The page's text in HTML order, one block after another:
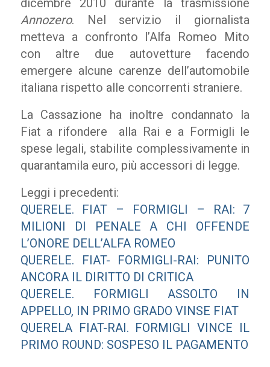
dicembre 2010 durante la trasmissione
Annozero. Nel servizio il giornalista
metteva a confronto l’Alfa Romeo Mito
con altre due autovetture facendo
emergere alcune carenze dell’automobile
italiana rispetto alle concorrenti straniere.
La Cassazione ha inoltre condannato la
Fiat a rifondere alla Rai e a Formigli le
spese legali, stabilite complessivamente in
quarantamila euro, più accessori di legge.
Leggi i precedenti:
QUERELE. FIAT – FORMIGLI – RAI: 7
MILIONI DI PENALE A CHI OFFENDE
L’ONORE DELL’ALFA ROMEO
QUERELE. FIAT- FORMIGLI-RAI: PUNITO
ANCORA IL DIRITTO DI CRITICA
QUERELE. FORMIGLI ASSOLTO IN
APPELLO, IN PRIMO GRADO VINSE FIAT
QUERELA FIAT-RAI. FORMIGLI VINCE IL
PRIMO ROUND: SOSPESO IL PAGAMENTO